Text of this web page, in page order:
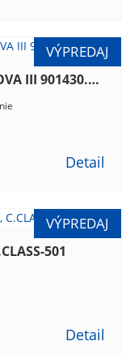
JOMA DÁMSKA MIKINA SUPERNOVA III 901430.702
Detail
501
Detail